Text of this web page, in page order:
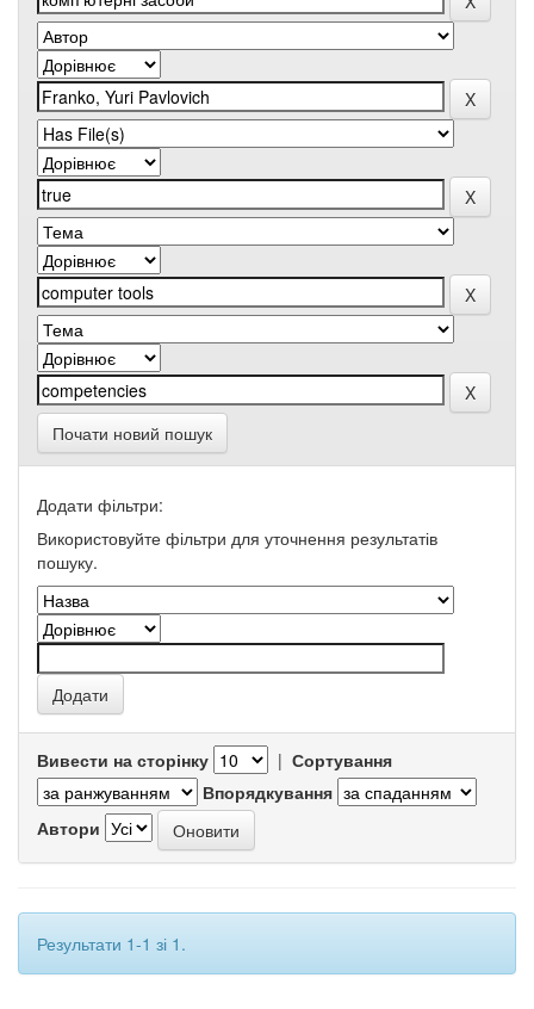
Почати новий пошук
Додати фільтри:
Використовуйте фільтри для уточнення результатів
пошуку.
Вивести на сторінку | Сортування
Впорядкування
Автори
Результати 1-1 зі 1.